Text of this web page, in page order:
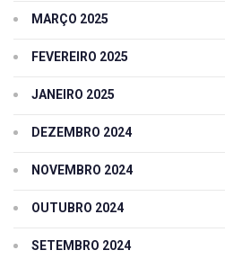
MARÇO 2025
FEVEREIRO 2025
JANEIRO 2025
DEZEMBRO 2024
NOVEMBRO 2024
OUTUBRO 2024
SETEMBRO 2024